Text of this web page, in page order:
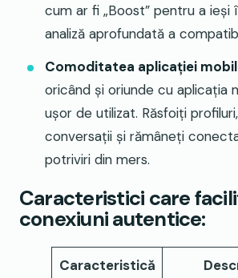
cum ar fi „Boost” pentru a ieși
analiză aprofundată a
Comoditatea aplicației
oricând și oriunde cu aplicația
ușor de utilizat. Răsfoiți
conversații și rămâneți
potriviri din mers.
Caracteristici care
conexiuni autentice:
Caracteristică